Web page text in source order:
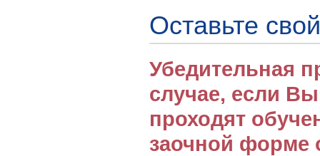
Оставьте
Убедительная
случае, если
проходят
заочной форме